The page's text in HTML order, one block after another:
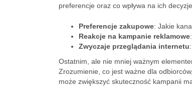
preferencje oraz co wpływa na ich
Preferencje zakupowe: Jakie
Reakcje na kampanie reklamowe
Zwyczaje przeglądania internetu
Ostatnim, ale nie mniej ważnym
Zrozumienie, co jest ważne dla
może zwiększyć skuteczność kampanii